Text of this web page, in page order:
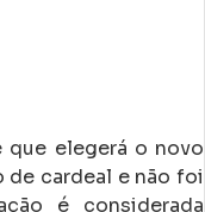
que elegerá o novo
de cardeal e não foi
é considerada